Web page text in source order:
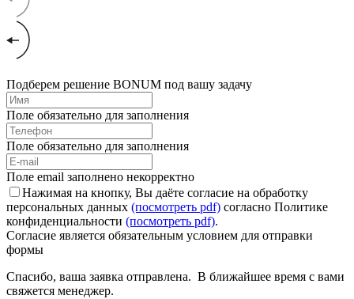
Подберем решение BONUM под вашу задачу
Поле обязательно для заполнения
Поле обязательно для заполнения
Поле email заполнено некорректно
Нажимая на кнопку, Вы даёте согласие на обработку
персональных данных (посмотреть pdf) согласно Политике
конфиденциальности (посмотреть pdf).
Согласие является обязательным условием для отправки
формы
Спасибо, ваша заявка отправлена. В ближайшее время с вами
свяжется менеджер.